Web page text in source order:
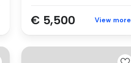
€ 5,500 View more